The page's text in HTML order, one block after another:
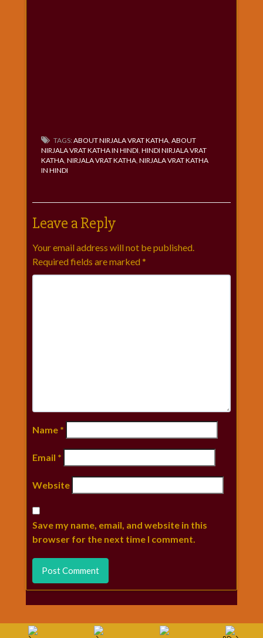
TAGS: ABOUT NIRJALA VRAT KATHA ABOUT
NIRJALA VRAT KATHA IN HINDI HINDI NIRJALA VRAT
KATHA NIRJALA VRAT KATHA NIRJALA VRAT KATHA
IN HINDI
Leave a Reply
Your email address will not be published.
Required fields are marked *
Name *
Email *
Website
Save my name, email, and website in this
browser for the next time I comment.